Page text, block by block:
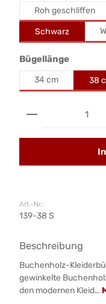
Roh geschliffen
Schwarz
Bügellänge
34 cm 38
Produkt
Art.-Nr.:
139-38 S
Beschreibung
Buchenholz-
gewinkelte
den modernen Kleid…